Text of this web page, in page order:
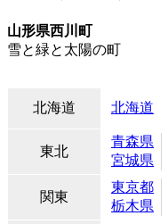
山形県西川町
雪と緑と太陽の町
北海道 北海道
東北
青森県
宮城県
関東
東京都
栃木県